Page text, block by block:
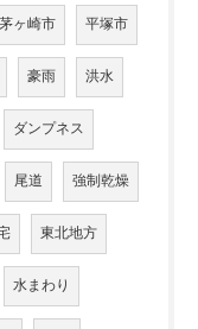
茅ヶ崎市 平塚市
豪雨 洪水
ダンプネス
尾道 強制乾燥
東北地方
水まわり